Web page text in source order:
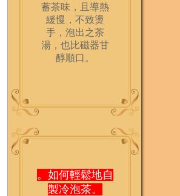
蓄茶味，且導熱
緩慢，不致燙
手，泡出之茶
湯，也比磁器甘
醇順口。
。如何輕鬆地自
製冷泡茶。